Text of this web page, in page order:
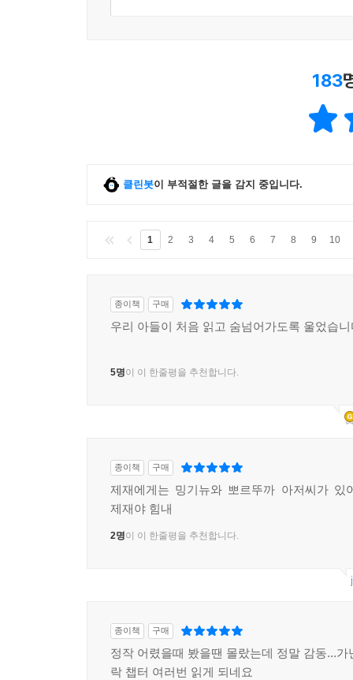
183
클린봇이 부적절한 글을 감지 중입니다.
1 2 3 4 5 6 7 8 9 10
종이책 구매
우리 아들이 처음 읽고 숨넘어가도록 울었습
5명이 이 한줄평을 추천합니다.
종이책 구매
제재에게는 밍기뉴와 뽀르뚜까 아저씨가 있
제재야 힘내
2명이 이 한줄평을 추천합니다.
종이책 구매
정작 어렸을때 봤을땐 몰랐는데 정말 감동...가
락 챕터 여러번 읽게 되네요